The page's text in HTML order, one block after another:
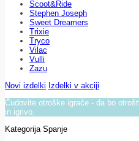
Scoot&Ride
Stephen Joseph
Sweet Dreamers
Trixie
Tryco
Vilac
Vulli
Zazu
Novi izdelki Izdelki v akciji
Čudovite otroške igrače - da bo
in igrivo.
Kategorija Spanje